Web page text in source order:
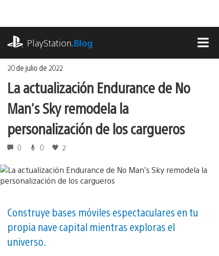
contenido
PlayStation.Blog
20 de julio de 2022
La actualización Endurance de No
Man’s Sky remodela la
personalización de los cargueros
0 0 2
Construye bases móviles espectaculares en tu
propia nave capital mientras exploras el
universo.